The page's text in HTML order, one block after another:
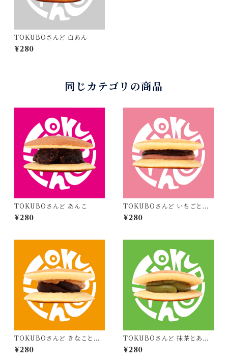
TOKUBOさんど 白あん
¥280
同じカテゴリの商品
TOKUBOさんど あんこ
¥280
TOKUBOさんど いちごとチ
ョコ
¥280
TOKUBOさんど きなことあ
んこときなこ
¥280
TOKUBOさんど 抹茶とあず
き
¥280